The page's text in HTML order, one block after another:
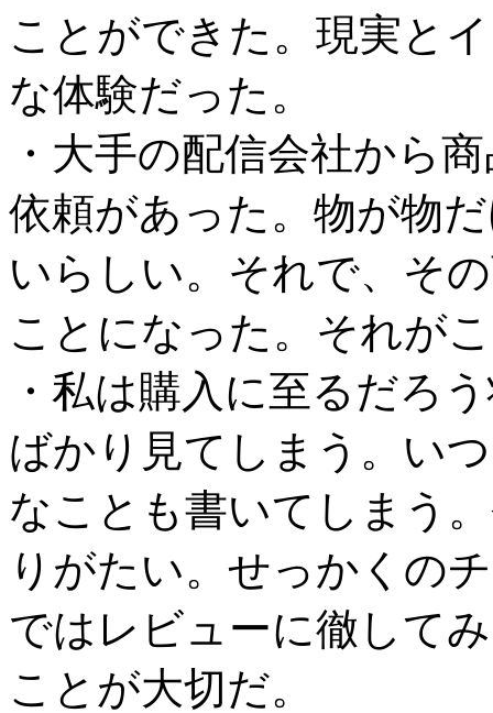
ことができた。現実と
な体験だった。
・大手の配信会社から
依頼があった。物が物
いらしい。それで、そ
ことになった。それが
・私は購入に至るだろ
ばかり見てしまう。い
なことも書いてしまう
りがたい。せっかくの
ではレビューに徹して
ことが大切だ。